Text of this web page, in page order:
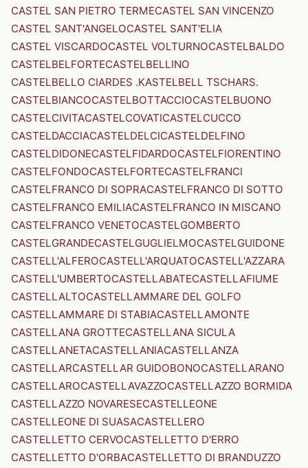
CASTEL SAN PIETRO TERMECASTEL SAN VINCENZO
CASTEL SANT'ANGELOCASTEL SANT'ELIA
CASTEL VISCARDOCASTEL VOLTURNOCASTELBALDO
CASTELBELFORTECASTELBELLINO
CASTELBELLO CIARDES .KASTELBELL TSCHARS.
CASTELBIANCOCASTELBOTTACCIOCASTELBUONO
CASTELCIVITACASTELCOVATICASTELCUCCO
CASTELDACCIACASTELDELCICASTELDELFINO
CASTELDIDONECASTELFIDARDOCASTELFIORENTINO
CASTELFONDOCASTELFORTECASTELFRANCI
CASTELFRANCO DI SOPRACASTELFRANCO DI SOTTO
CASTELFRANCO EMILIACASTELFRANCO IN MISCANO
CASTELFRANCO VENETOCASTELGOMBERTO
CASTELGRANDECASTELGUGLIELMOCASTELGUIDONE
CASTELL'ALFEROCASTELL'ARQUATOCASTELL'AZZARA
CASTELL'UMBERTOCASTELLABATECASTELLAFIUME
CASTELLALTOCASTELLAMMARE DEL GOLFO
CASTELLAMMARE DI STABIACASTELLAMONTE
CASTELLANA GROTTECASTELLANA SICULA
CASTELLANETACASTELLANIACASTELLANZA
CASTELLARCASTELLAR GUIDOBONOCASTELLARANO
CASTELLAROCASTELLAVAZZOCASTELLAZZO BORMIDA
CASTELLAZZO NOVARESECASTELLEONE
CASTELLEONE DI SUASACASTELLERO
CASTELLETTO CERVOCASTELLETTO D'ERRO
CASTELLETTO D'ORBACASTELLETTO DI BRANDUZZO